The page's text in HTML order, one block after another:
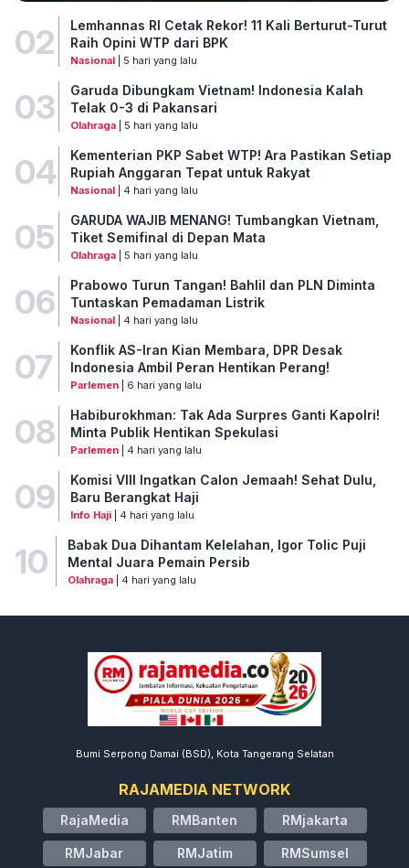
02
Lemhannas RI Cetak Rekor! 11 Kali Berturut-Turut
Raih Opini WTP dari BPK
Nasional| 5 hari yang lalu
03
Garuda Dibungkam Vietnam! Indonesia Kalah
Telak 0-3 di Pakansari
Olahraga| 5 hari yang lalu
04
Kementerian PKP Sabet WTP! Ara Pastikan Setiap
Rupiah Anggaran Tepat untuk Rakyat
Nasional| 4 hari yang lalu
05
GARUDA WAJIB MENANG! Tumbangkan Vietnam,
Tiket Semifinal di Depan Mata
Olahraga| 5 hari yang lalu
06
Prabowo Turun Tangan! Bahlil dan PLN Diminta
Tuntaskan Pemadaman Listrik
Nasional| 4 hari yang lalu
07
Konflik AS-Iran Kian Membara, DPR Desak
Indonesia Ambil Peran Hentikan Perang!
Parlemen| 6 hari yang lalu
08
Habiburokhman: Tak Ada Surpres Ganti Kapolri!
Minta Publik Hentikan Spekulasi
Parlemen| 4 hari yang lalu
09
Komisi VIII Ingatkan Calon Jemaah! Sehat Dulu,
Baru Berangkat Haji
Info Haji| 4 hari yang lalu
10
Babak Dua Dihantam Kelelahan, Igor Tolic Puji
Mental Juara Pemain Persib
Olahraga| 4 hari yang lalu
Bumi Serpong Damai (BSD), Kota Tangerang Selatan
RAJAMEDIA NETWORK
RajaMedia RMBanten RMjakarta
RMJabar RMJatim RMSumsel